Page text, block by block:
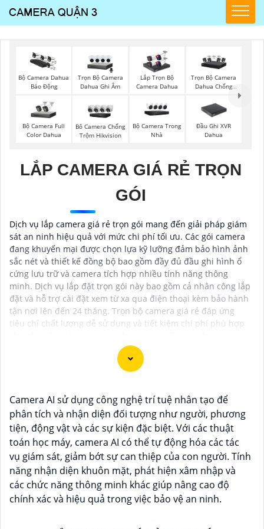
Bộ Camera Dahua
Báo Động
Trọn Bộ Camera
Dahua Ghi Âm
Lắp Trọn Bộ
Camera Dahua
Trọn Bộ Camera
Dahua Chống
Bộ Camera Full
Color Dahua
Bô Camera Chống
Trộm Hikvision
Bộ Camera Trong
Nhà
Đầu Ghi XVR
Dahua
LẮP CAMERA GIÁ RẺ TRỌN
GÓI
Dịch vụ lắp camera giá rẻ trọn gói mang đến giải pháp giám
sát an ninh hiệu quả với mức chi phí tối ưu. Các gói camera
đang khuyến mại được chọn lựa kỹ lưỡng đảm bảo hình ảnh
sắc nét và thiết kế đồng bộ bao gồm đầy đủ đầu ghi hình ổ
cứng lưu trữ và camera tích hợp nhiều tính năng thông
minh. Dịch vụ lắp đặt trọn gói này bao gồm cả nhân công lắp
đặt và hỗ trợ cài đặt xem từ xa qua điện thoại kèm bảo hành
tận nơi lên đến 24 tháng. Trọn bộ camera giá rẻ đáp ứng
tiêu chí chất lượng dễ sử dụng và tiết kiệm chi phí phù hợp
Dạ chắc chắn, đây là tư vấn của tôi về Camera Dahua
chính hãng giá rẻ và chất lượng:
1:Camera Dahua là một thương hiệu nổi tiếng về sản
phẩm an ninh và giám sát.⚒ 2:Để Hoàn toàn tin cậy
mua Camera Dahua chính hãng, bạn nên mua từ các
cửa hàng uy tín hoặc các đại lý chính thức của
Dahua.☄️ 3:Mức giá của Camera Dahua có thể thay
Camera AI sử dụng công nghệ trí tuệ nhân tạo để
phân tích và nhận diện đối tượng như người, phương
tiện, động vật và các sự kiện đặc biệt. Với các thuật
toán học máy, camera AI có thể tự động hóa các tác
vụ giám sát, giảm bớt sự can thiệp của con người. Tính
năng nhận diện khuôn mặt, phát hiện xâm nhập và
các chức năng thông minh khác giúp nâng cao độ
chính xác và hiệu quả trong việc bảo vệ an ninh.